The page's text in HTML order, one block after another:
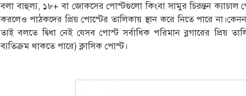
বলা বাহুল্য, ১৮+ বা জোকসের পোস্টগুলো কিংবা সামুর চিরন্তন ক্যাচাল
করলেও পাঠকদের প্রিয় পোস্টের তালিকায় স্থান করে নিতে পারে
তাই বলতে দ্বিধা নেই যেসব পোস্ট সর্বাধিক পরিমান ব্লগারের প্রিয়
ব্যতিক্রম থাকতে পারে) ক্লাসিক পোস্ট।